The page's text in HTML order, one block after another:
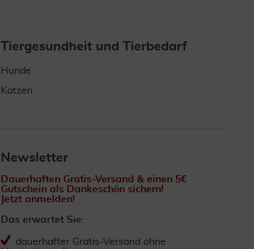
Tiergesundheit und Tierbedarf
Hunde
Katzen
Newsletter
Dauerhaften Gratis-Versand & einen 5€
Gutschein als Dankeschön sichern!
Jetzt anmelden!
Das erwartet Sie:
dauerhafter Gratis-Versand ohne